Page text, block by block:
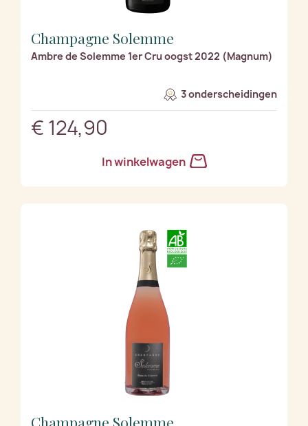
Champagne Solemme
Ambre de Solemme 1er Cru oogst 2022 (Magnum)
3 onderscheidingen
€ 124,90
In winkelwagen
Champagne Solemme